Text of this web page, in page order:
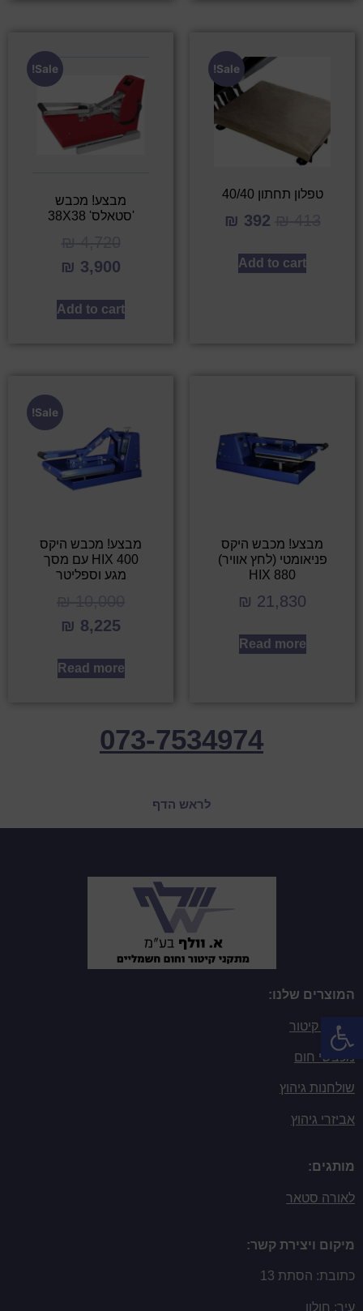
פתח סרגל נגישות
Sale!
טפלון תחתון 40/40
₪ 392
Add to cart
Sale!
מבצע! מכבש
'סטאלס' 38X38
₪ 3,900
Add to cart
מבצע! מכבש היקס
פניאומטי (לחץ אוויר)
HIX 880
₪ 21,830
Read more
Sale!
מבצע! מכבש היקס
HIX 400 עם מסך
מגע וספליטר
₪ 8,225
Read more
073-7534974
לראש הדף
המוצרים שלנו:
מגהצי קיטור
מכבשי חום
שולחנות גיהוץ
אביזרי גיהוץ
מותגים:
לאורה סטאר
מיקום ויצירת קשר:
כתובת: הסתת 13
עיר: חולון